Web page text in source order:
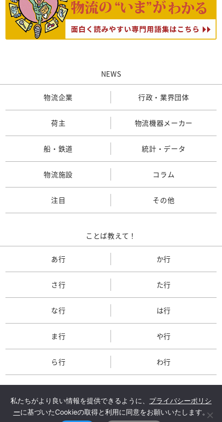
TOP メルマガ登録
会社概要
NEWS
物流企業 行政・業界団体
荷主 物流機器メーカー
船・鉄道 統計・データ
物流施設 コラム
注目 その他
ことば教えて！
あ行 か行
さ行 た行
な行 は行
ま行 や行
ら行 わ行
私たちがより良い情報を提供できるように、 プライバシーポリシ
ーに基づいたCookieの取得と利用に同意をお願いいたします。